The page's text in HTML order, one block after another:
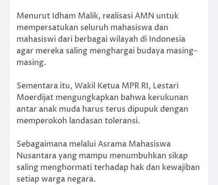
Menurut Idham Malik, realisasi AMN untuk
mempersatukan seluruh mahasiswa dan
mahasiswi dari berbagai wilayah di Indonesia
agar mereka saling menghargai budaya masing-
masing.
Sementara itu, Wakil Ketua MPR RI, Lestari
Moerdijat mengungkapkan bahwa kerukunan
antar anak muda harus terus dipupuk dengan
memperokoh landasan toleransi.
Sebagaimana melalui Asrama Mahasiswa
Nusantara yang mampu menumbuhkan sikap
saling menghormati terhadap hak dan kewajiban
setiap warga negara.